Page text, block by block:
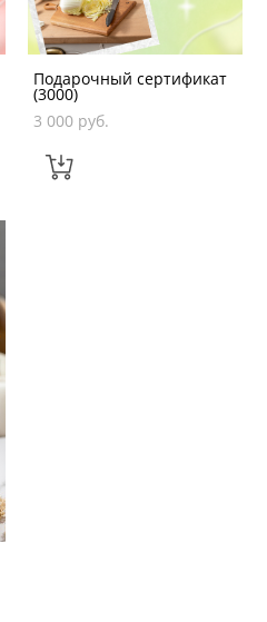
Подарочный сертификат
(3000)
3 000 pуб.